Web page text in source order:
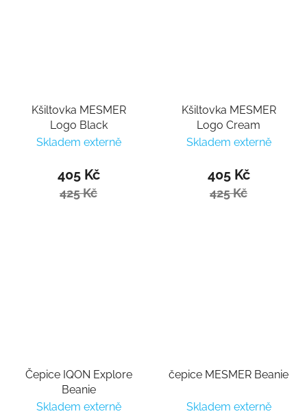
Kšiltovka MESMER
Logo Black
Skladem externě
405 Kč
425 Kč
Kšiltovka MESMER
Logo Cream
Skladem externě
405 Kč
425 Kč
Čepice IQON Explore
Beanie
Skladem externě
čepice MESMER Beanie
Skladem externě